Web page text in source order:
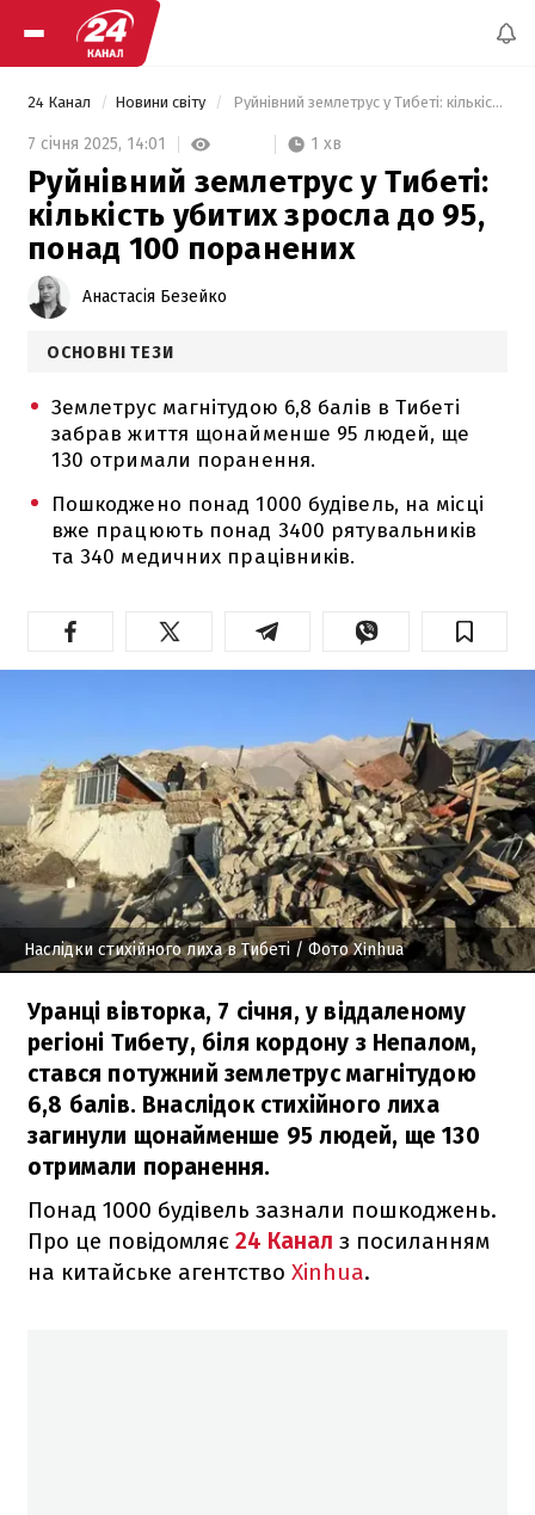
24 Канал Новини світу Руйнівний землетрус у Тибеті: кількість убитих зросла до 95, понад 100 поранених
7 січня 2025, 14:01 1 хв
Руйнівний землетрус у Тибеті:
кількість убитих зросла до 95,
понад 100 поранених
Анастасія Безейко
ОСНОВНІ ТЕЗИ
Землетрус магнітудою 6,8 балів в Тибеті
забрав життя щонайменше 95 людей, ще
130 отримали поранення.
Пошкоджено понад 1000 будівель, на місці
вже працюють понад 3400 рятувальників
та 340 медичних працівників.
Наслідки стихійного лиха в Тибеті / Фото Xinhua
Уранці вівторка, 7 січня, у віддаленому
регіоні Тибету, біля кордону з Непалом,
стався потужний землетрус магнітудою
6,8 балів. Внаслідок стихійного лиха
загинули щонайменше 95 людей, ще 130
отримали поранення.
Понад 1000 будівель зазнали пошкоджень.
Про це повідомляє 24 Канал з посиланням
на китайське агентство Xinhua.